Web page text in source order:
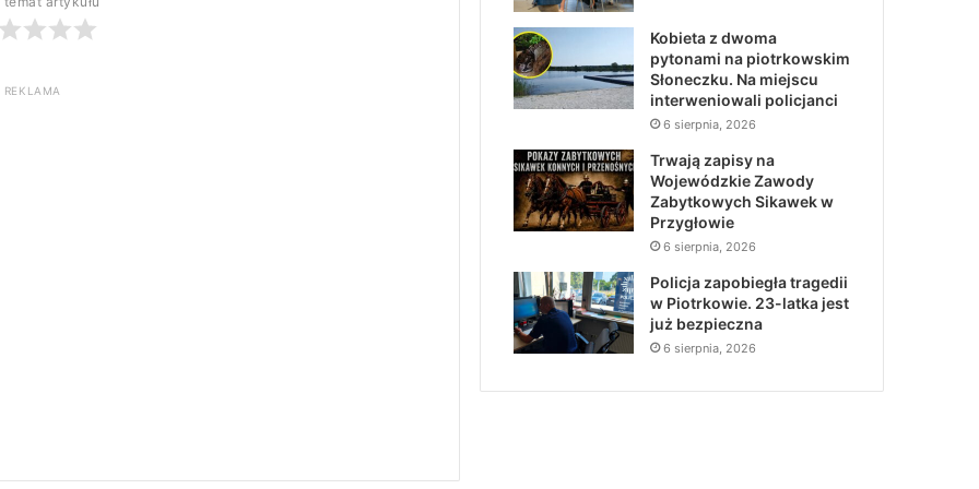
REKLAMA
Kobieta z dwoma
pytonami na piotrkowskim
Słoneczku. Na miejscu
interweniowali policjanci
6 sierpnia, 2026
Trwają zapisy na
Wojewódzkie Zawody
Zabytkowych Sikawek w
Przygłowie
6 sierpnia, 2026
Policja zapobiegła tragedii
w Piotrkowie. 23-latka jest
już bezpieczna
6 sierpnia, 2026